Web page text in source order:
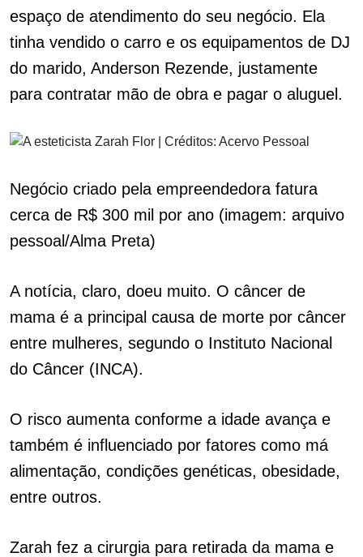
espaço de atendimento do seu negócio. Ela
tinha vendido o carro e os equipamentos de DJ
do marido, Anderson Rezende, justamente
para contratar mão de obra e pagar o aluguel.
Negócio criado pela empreendedora fatura
cerca de R$ 300 mil por ano (imagem: arquivo
pessoal/Alma Preta)
A notícia, claro, doeu muito. O câncer de
mama é a principal causa de morte por câncer
entre mulheres, segundo o Instituto Nacional
do Câncer (INCA).
O risco aumenta conforme a idade avança e
também é influenciado por fatores como má
alimentação, condições genéticas, obesidade,
entre outros.
Zarah fez a cirurgia para retirada da mama e